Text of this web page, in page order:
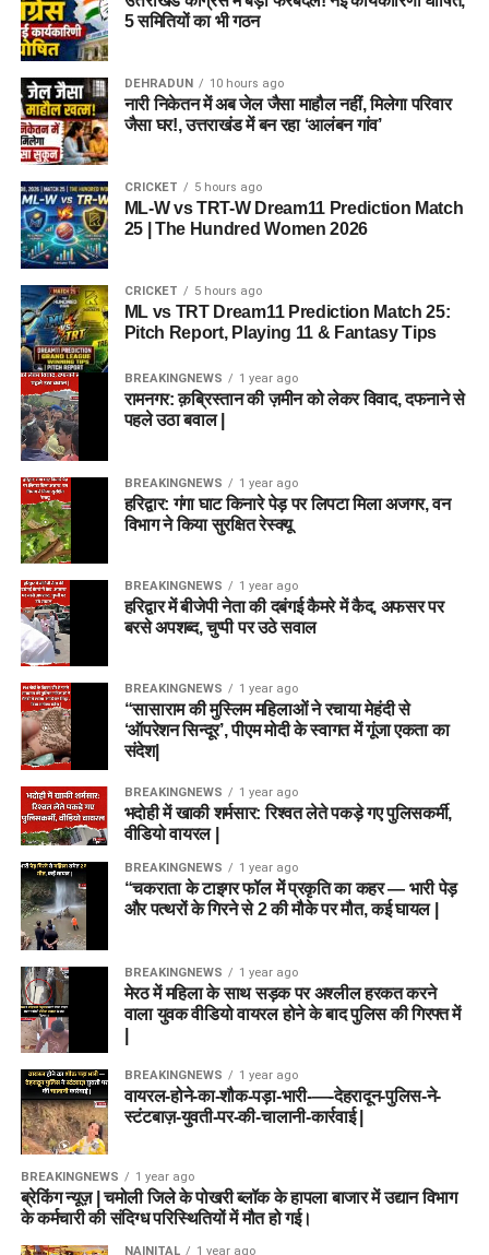
5 समितियों का भी गठन
DEHRADUN 10 hours ago
नारी निकेतन में अब जेल जैसा माहौल नहीं, मिलेगा परिवार
जैसा घर!, उत्तराखंड में बन रहा ‘आलंबन गांव’
CRICKET 5 hours ago
ML-W vs TRT-W Dream11 Prediction Match
25 | The Hundred Women 2026
CRICKET 5 hours ago
ML vs TRT Dream11 Prediction Match 25:
Pitch Report, Playing 11 & Fantasy Tips
BREAKINGNEWS 1 year ago
रामनगर: क़ब्रिस्तान की ज़मीन को लेकर विवाद, दफनाने से
पहले उठा बवाल |
BREAKINGNEWS 1 year ago
हरिद्वार: गंगा घाट किनारे पेड़ पर लिपटा मिला अजगर, वन
विभाग ने किया सुरक्षित रेस्क्यू
BREAKINGNEWS 1 year ago
हरिद्वार में बीजेपी नेता की दबंगई कैमरे में कैद, अफसर पर
बरसे अपशब्द, चुप्पी पर उठे सवाल
BREAKINGNEWS 1 year ago
“सासाराम की मुस्लिम महिलाओं ने रचाया मेहंदी से
‘ऑपरेशन सिन्दूर’, पीएम मोदी के स्वागत में गूंजा एकता का
संदेश|
BREAKINGNEWS 1 year ago
भदोही में खाकी शर्मसार: रिश्वत लेते पकड़े गए पुलिसकर्मी,
वीडियो वायरल |
BREAKINGNEWS 1 year ago
“चकराता के टाइगर फॉल में प्रकृति का कहर — भारी पेड़
और पत्थरों के गिरने से 2 की मौके पर मौत, कई घायल |
BREAKINGNEWS 1 year ago
मेरठ में महिला के साथ सड़क पर अश्लील हरकत करने
वाला युवक वीडियो वायरल होने के बाद पुलिस की गिरफ्त में
BREAKINGNEWS 1 year ago
वायरल-होने-का-शौक-पड़ा-भारी-—-देहरादून-पुलिस-ने-
स्टंटबाज़-युवती-पर-की-चालानी-कार्रवाई |
BREAKINGNEWS 1 year ago
ब्रेकिंग न्यूज़ | चमोली जिले के पोखरी ब्लॉक के हापला बाजार में उद्यान विभाग
के कर्मचारी की संदिग्ध परिस्थितियों में मौत हो गई।
NAINITAL 1 year ago